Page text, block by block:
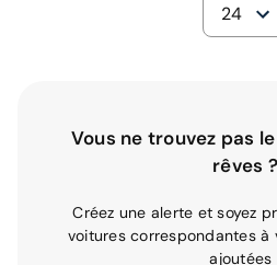
24
Vous ne trouvez pas
rêves ?
Créez une alerte et soyez
voitures correspondantes à
ajoutées